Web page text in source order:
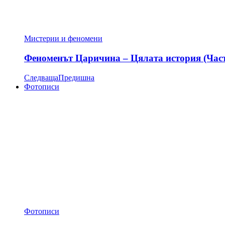
Мистерии и феномени
Феноменът Царичина – Цялата история
СледващаПредишна
Фотописи
Фотописи